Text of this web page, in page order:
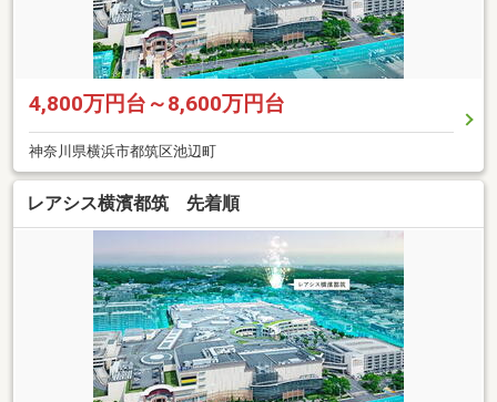
4,800万円台～8,600万円台
神奈川県横浜市都筑区池辺町
レアシス横濱都筑 先着順